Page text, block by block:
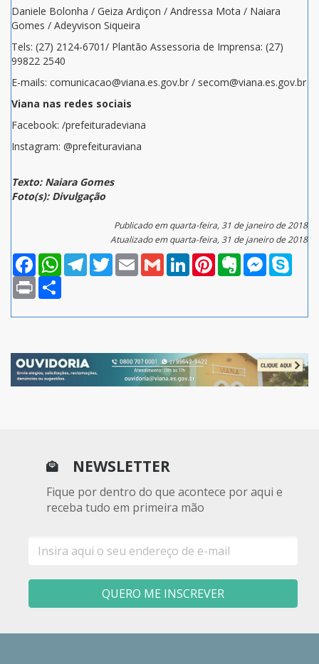
Daniele Bolonha / Geiza Ardiçon / Andressa Mota / Naiara
Gomes / Adeyvison Siqueira
Tels: (27) 2124-6701/ Plantão Assessoria de Imprensa: (27)
99822 2540
E-mails: comunicacao@viana.es.gov.br / secom@viana.es.gov.br
Viana nas redes sociais
Facebook: /prefeituradeviana
Instagram: @prefeituraviana
Texto: Naiara Gomes
Foto(s): Divulgação
Publicado em quarta-feira, 31 de janeiro de 2018
Atualizado em quarta-feira, 31 de janeiro de 2018
FacebookWhatsAppTelegramTwitterEmail Gmail LinkedInPinterestEvernoteMessenger
Print
NEWSLETTER
Fique por dentro do que acontece por aqui e
receba tudo em primeira mão
mail
QUERO ME INSCREVER